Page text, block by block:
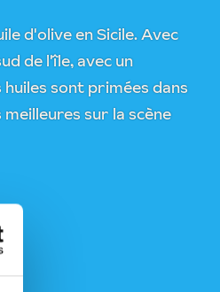
d'olive en Sicile. Avec
de l'île, avec un
sont primées dans
sur la scène